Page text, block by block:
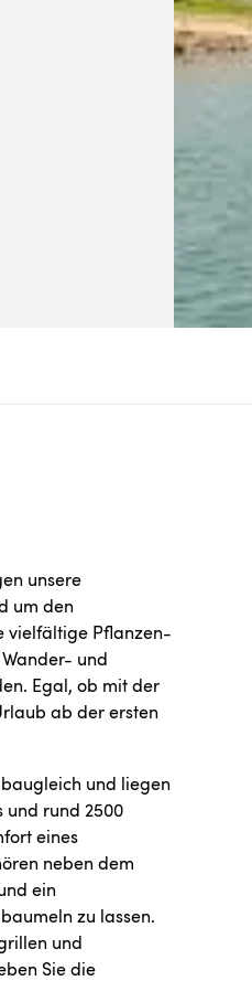
unsere
um den
vielfältige Pflanzen-
und
Egal, ob mit der
ab der ersten
und liegen
und rund 2500
eines
neben dem
ein
zu lassen.
und
Sie die